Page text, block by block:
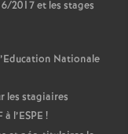
2017 et les stages
Nationale
les stagiaires
à l’ESPE !